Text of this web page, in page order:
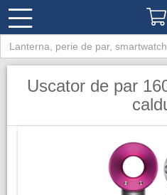
Uscator de par